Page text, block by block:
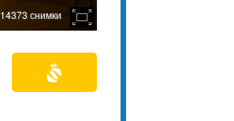
14373 снимки